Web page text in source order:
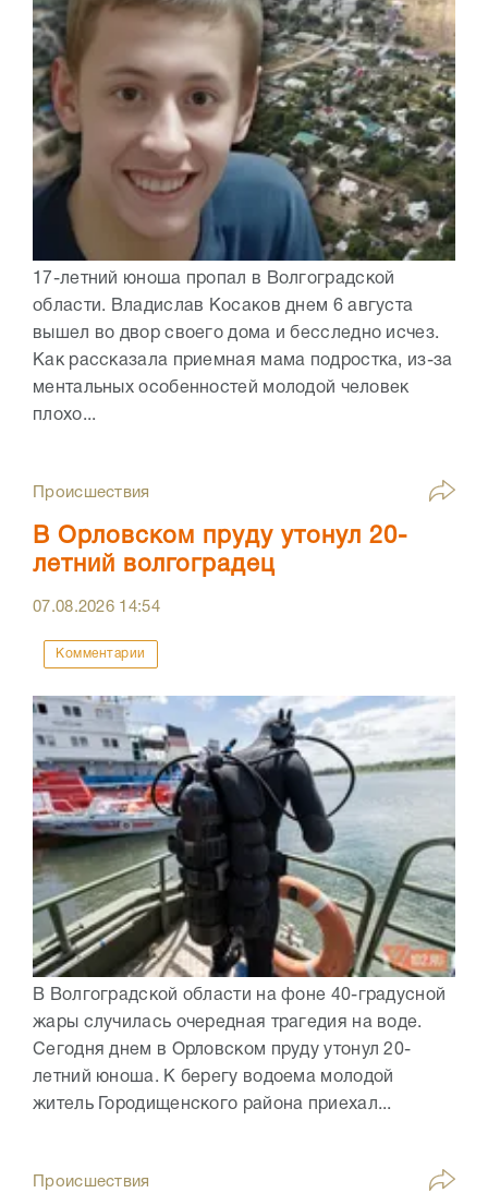
17-летний юноша пропал в Волгоградской
области. Владислав Косаков днем 6 августа
вышел во двор своего дома и бесследно исчез.
Как рассказала приемная мама подростка, из-за
ментальных особенностей молодой человек
плохо...
Происшествия
В Орловском пруду утонул 20-
летний волгоградец
07.08.2026 14:54
Комментарии
В Волгоградской области на фоне 40-градусной
жары случилась очередная трагедия на воде.
Сегодня днем в Орловском пруду утонул 20-
летний юноша. К берегу водоема молодой
житель Городищенского района приехал...
Происшествия